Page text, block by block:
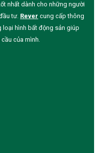
nhất dành cho những người
tư. Rever cung cấp thông
loại hình bất động sản giúp
của mình.